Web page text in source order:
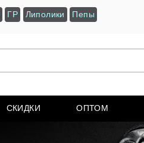
ГР Липолики Пепы
СКИДКИ ОПТОМ